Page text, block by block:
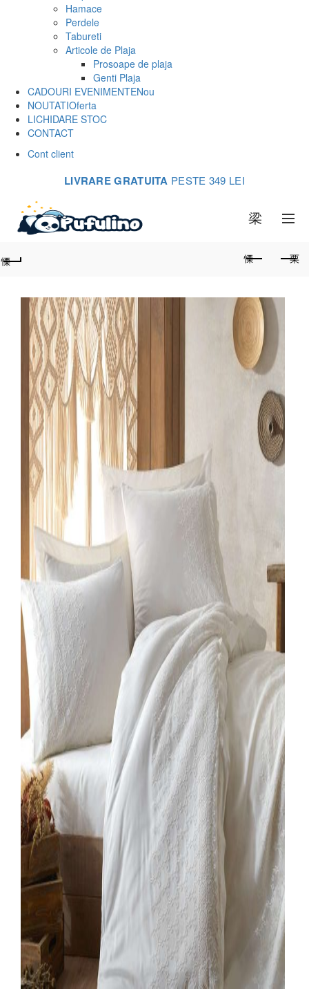
Hamace
Perdele
Tabureti
Articole de Plaja
Prosoape de plaja
Genti Plaja
CADOURI EVENIMENTENou
NOUTATIOferta
LICHIDARE STOC
CONTACT
Cont client
LIVRARE GRATUITA PESTE 349 LEI